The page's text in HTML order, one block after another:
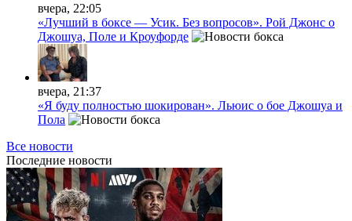
вчера, 22:05
«Лучший в боксе — Усик. Без вопросов». Рой Джонс о
Джошуа, Поле и Кроуфорде
вчера, 21:37
«Я буду полностью шокирован». Льюис о бое Джошуа и
Пола
Все новости
Последние новости